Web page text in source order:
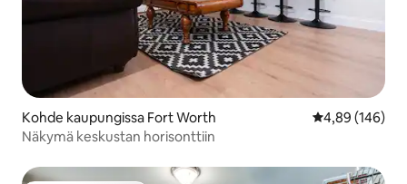
Kohde kaupungissa Fort Worth
4,89 (146)
Näkymä keskustan horisonttiin